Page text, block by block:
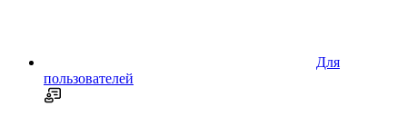
Для
пользователей